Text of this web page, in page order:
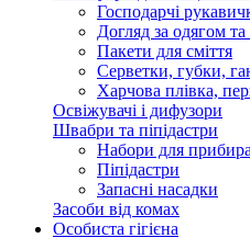
Господарчі
Догляд за одягом та
Пакети для сміття
Серветки, губки,
Харчова плівка,
Освіжувачі і дифузори
Швабри та піпідастри
Набори для
Піпідастри
Запасні насадки
Засоби від комах
Особиста гігієна